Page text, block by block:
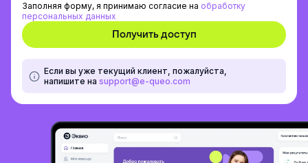
Заполняя форму, я принимаю согласие на обработку
персональных данных
Если вы уже текущий клиент, пожалуйста,
напишите на support@e-queo.com